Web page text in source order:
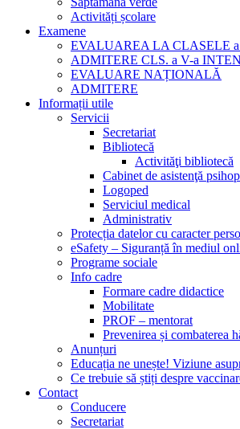
Activități școlare
Examene
EVALUAREA LA CLASELE a
ADMITERE CLS. a V-a
EVALUARE NAȚIONALĂ
ADMITERE
Informații utile
Servicii
Secretariat
Bibliotecă
Activităţi bibliotecă
Cabinet de asistenţă
Logoped
Serviciul medical
Administrativ
Protecția datelor cu caracter
eSafety – Siguranță în mediul
Programe sociale
Info cadre
Formare cadre didactice
Mobilitate
PROF – mentorat
Prevenirea și combaterea
Anunțuri
Educația ne unește! Viziune
Ce trebuie să știți despre
Contact
Conducere
Secretariat